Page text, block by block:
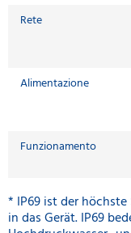
Rete
Alimentazione
Funzionamento
* IP69 ist der
in das Gerät. IP69